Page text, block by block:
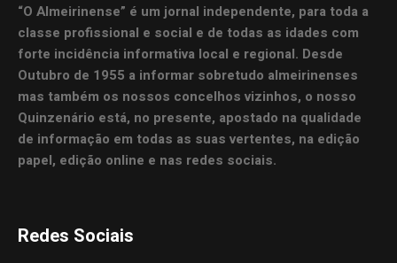
“O Almeirinense” é um jornal independente, para toda a
classe profissional e social e de todas as idades com
forte incidência informativa local e regional. Desde
Outubro de 1955 a informar sobretudo almeirinenses
mas também os nossos concelhos vizinhos, o nosso
Quinzenário está, no presente, apostado na qualidade
de informação em todas as suas vertentes, na edição
papel, edição online e nas redes sociais.
Redes Sociais